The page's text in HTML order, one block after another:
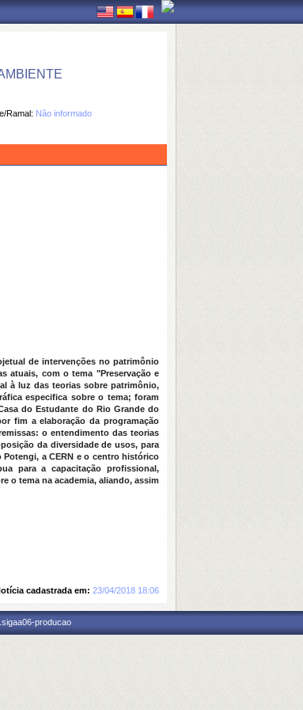
Ramal: Não informado
de intervenções no patrimônio
atuais, com o tema "Preservação e
à luz das teorias sobre patrimônio,
especifica sobre o tema; foram
do Estudante do Rio Grande do
fim a elaboração da programação
o entendimento das teorias
da diversidade de usos, para
a CERN e o centro histórico
para a capacitação profissional,
o tema na academia, aliando, assim
cadastrada em: 23/04/2018 18:06
producao